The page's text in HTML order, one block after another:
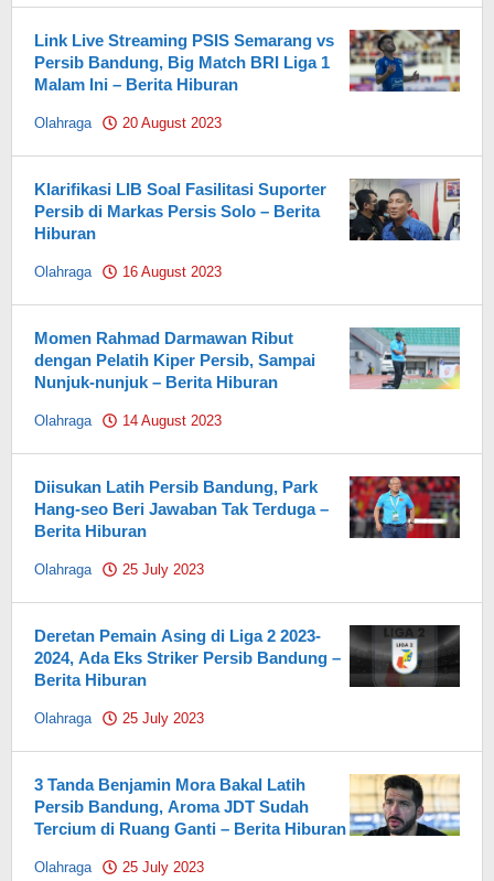
Link Live Streaming PSIS Semarang vs
Persib Bandung, Big Match BRI Liga 1
Malam Ini – Berita Hiburan
Olahraga 20 August 2023
Klarifikasi LIB Soal Fasilitasi Suporter
Persib di Markas Persis Solo – Berita
Hiburan
Olahraga 16 August 2023
Momen Rahmad Darmawan Ribut
dengan Pelatih Kiper Persib, Sampai
Nunjuk-nunjuk – Berita Hiburan
Olahraga 14 August 2023
Diisukan Latih Persib Bandung, Park
Hang-seo Beri Jawaban Tak Terduga –
Berita Hiburan
Olahraga 25 July 2023
Deretan Pemain Asing di Liga 2 2023-
2024, Ada Eks Striker Persib Bandung –
Berita Hiburan
Olahraga 25 July 2023
3 Tanda Benjamin Mora Bakal Latih
Persib Bandung, Aroma JDT Sudah
Tercium di Ruang Ganti – Berita Hiburan
Olahraga 25 July 2023